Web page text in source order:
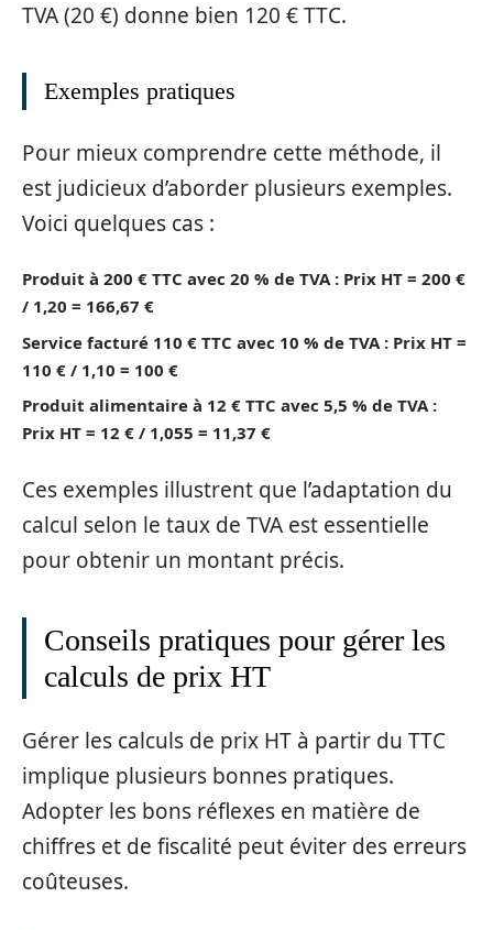
TVA (20 €) donne bien 120 € TTC.
Exemples pratiques
Pour mieux comprendre cette méthode, il
est judicieux d’aborder plusieurs exemples.
Voici quelques cas :
Produit à 200 € TTC avec 20 % de TVA : Prix HT = 200 €
/ 1,20 = 166,67 €
Service facturé 110 € TTC avec 10 % de TVA : Prix HT =
110 € / 1,10 = 100 €
Produit alimentaire à 12 € TTC avec 5,5 % de TVA :
Prix HT = 12 € / 1,055 = 11,37 €
Ces exemples illustrent que l’adaptation du
calcul selon le taux de TVA est essentielle
pour obtenir un montant précis.
Conseils pratiques pour gérer les
calculs de prix HT
Gérer les calculs de prix HT à partir du TTC
implique plusieurs bonnes pratiques.
Adopter les bons réflexes en matière de
chiffres et de fiscalité peut éviter des erreurs
coûteuses.